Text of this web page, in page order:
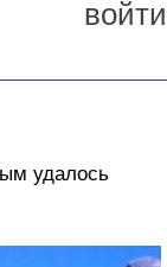
войти
удалось